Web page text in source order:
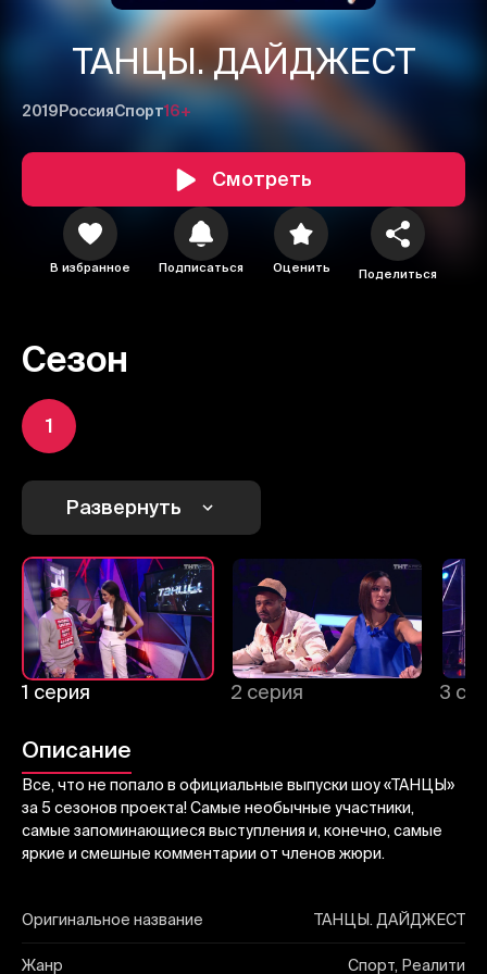
ТАНЦЫ. ДАЙДЖЕСТ
2019 РоссияСпорт16+
Смотреть
В избранное Подписаться Оценить Поделиться
Сезон
1
Развернуть
1 серия 2 серия 3
Описание
Все, что не попало в официальные выпуски шоу «ТАНЦЫ»
за 5 сезонов проекта! Самые необычные участники,
самые запоминающиеся выступления и, конечно, самые
яркие и смешные комментарии от членов жюри.
Оригинальное название ТАНЦЫ. ДАЙДЖЕСТ
Жанр Спорт, Реалити
Отправить